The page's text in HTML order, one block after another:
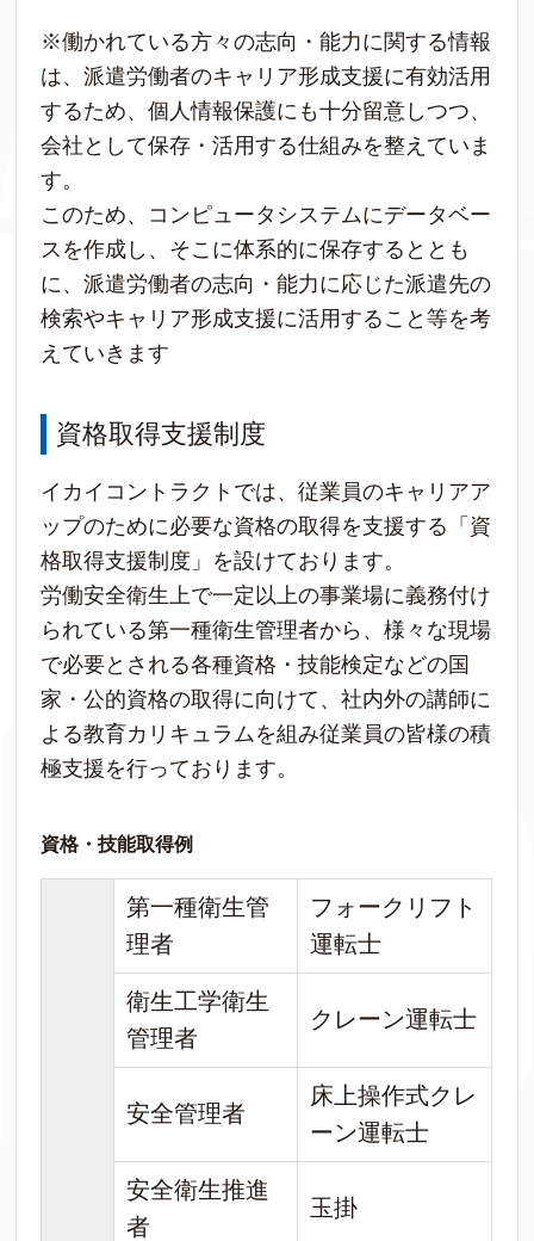
※働かれている方々の志向・能力に関する情報
は、派遣労働者のキャリア形成支援に有効活用
するため、個人情報保護にも十分留意しつつ、
会社として保存・活用する仕組みを整えていま
す。
このため、コンピュータシステムにデータベー
スを作成し、そこに体系的に保存するととも
に、派遣労働者の志向・能力に応じた派遣先の
検索やキャリア形成支援に活用すること等を考
えていきます
資格取得支援制度
イカイコントラクトでは、従業員のキャリアア
ップのために必要な資格の取得を支援する「資
格取得支援制度」を設けております。
労働安全衛生上で一定以上の事業場に義務付け
られている第一種衛生管理者から、様々な現場
で必要とされる各種資格・技能検定などの国
家・公的資格の取得に向けて、社内外の講師に
よる教育カリキュラムを組み従業員の皆様の積
極支援を行っております。
資格・技能取得例
第一種衛生管
理者
フォークリフト
運転士
衛生工学衛生
管理者
クレーン運転士
安全管理者
床上操作式クレ
ーン運転士
安全衛生推進
者
玉掛